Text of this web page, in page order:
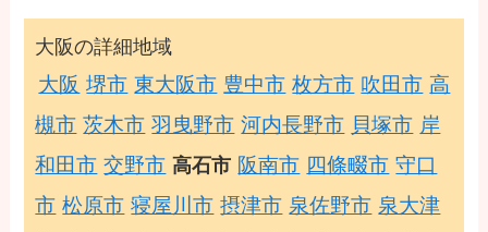
大阪の詳細地域
大阪 堺市 東大阪市 豊中市 枚方市 吹田市 高
槻市 茨木市 羽曳野市 河内長野市 貝塚市 岸
和田市 交野市 高石市 阪南市 四條畷市 守口
市 松原市 寝屋川市 摂津市 泉佐野市 泉大津